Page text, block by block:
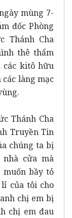
mùng 7-
đốc Phòng
Thánh Cha
thê thẩm
các kitô hữu
làng mạc
Thánh Cha
Truyền Tin
chúng ta bị
cửa mà
bầy tỏ
của tôi cho
chị em bị
chị em đau